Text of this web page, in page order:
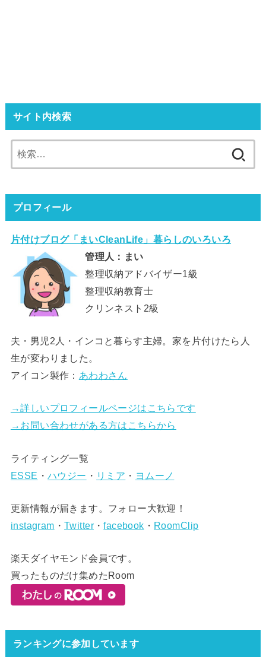
サイト内検索
索:
プロフィール
片付けブログ「まいCleanLife」暮らしのいろいろ
管理人：まい
整理収納アドバイザー1級
整理収納教育士
クリンネスト2級
夫・男児2人・インコと暮らす主婦。家を片付けたら人
生が変わりました。
アイコン製作： あわわさん
→詳しいプロフィールページはこちらです
→お問い合わせがある方はこちらから
ライティング一覧
ESSE ・ ハウジー ・ リミア ・ ヨムーノ
更新情報が届きます。フォロー大歓迎！
instagram ・Twitter・facebook ・ RoomClip
楽天ダイヤモンド会員です。
買ったものだけ集めたRoom
ランキングに参加しています